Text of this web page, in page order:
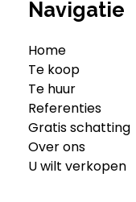
Navigatie
Home
Te koop
Te huur
Referenties
Gratis schatting
Over ons
U wilt verkopen